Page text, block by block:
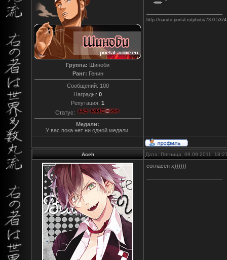
Группа: Шиноби
Ранг: Генин
Сообщений: 100
Награды: 0
Репутация: 1
Статус:
Медали:
У вас пока нет ни одной медали.
http://naruto-portal.ru/photo/73-0-5374
Aceh Дата: Пятница, 09.09.2011,
согласен х))))))